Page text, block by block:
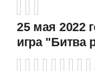
25 мая 2022
игра "Битва